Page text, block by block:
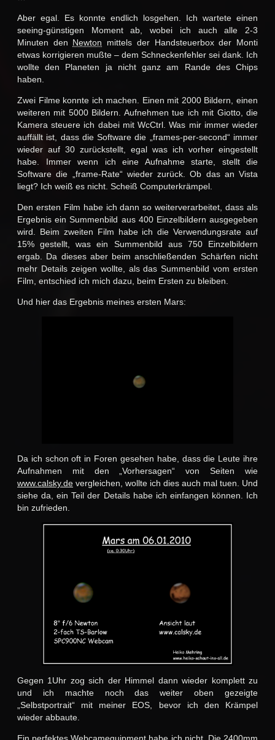
Aber egal. Es konnte endlich losgehen. Ich wartete einen
seeing-günstigen Moment ab, wobei ich auch alle 2-3
Minuten den Newton mittels der Handsteuerbox der Monti
etwas korrigieren mußte – dem Schneckenfehler sei dank. Ich
wollte den Planeten ja nicht ganz am Rande des Chips
haben.
Zwei Filme konnte ich machen. Einen mit 2000 Bildern, einen
weiteren mit 5000 Bildern. Aufnehmen tue ich mit Giotto, die
Kamera steuere ich dabei mit WcCtrl. Was mir immer wieder
auffällt ist, dass die Software die „frames-per-second“ immer
wieder auf 30 zurückstellt, egal was ich vorher eingestellt
habe. Immer wenn ich eine Aufnahme starte, stellt die
Software die „frame-Rate“ wieder zurück. Ob das an Vista
liegt? Ich weiß es nicht. Scheiß Computerkrämpel.
Den ersten Film habe ich dann so weiterverarbeitet, dass als
Ergebnis ein Summenbild aus 400 Einzelbildern ausgegeben
wird. Beim zweiten Film habe ich die Verwendungsrate auf
15% gestellt, was ein Summenbild aus 750 Einzelbildern
ergab. Da dieses aber beim anschließenden Schärfen nicht
mehr Details zeigen wollte, als das Summenbild vom ersten
Film, entschied ich mich dazu, beim Ersten zu bleiben.
Und hier das Ergebnis meines ersten Mars:
Da ich schon oft in Foren gesehen habe, dass die Leute ihre
Aufnahmen mit den „Vorhersagen“ von Seiten wie
www.calsky.de vergleichen, wollte ich dies auch mal tuen. Und
siehe da, ein Teil der Details habe ich einfangen können. Ich
bin zufrieden.
Gegen 1Uhr zog sich der Himmel dann wieder komplett zu
und ich machte noch das weiter oben gezeigte
„Selbstportrait“ mit meiner EOS, bevor ich den Krämpel
wieder abbaute.